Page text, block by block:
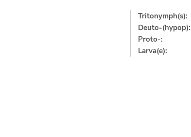
Tritonymph(s):
Deuto-(hypop):
Proto-:
Larva(e):